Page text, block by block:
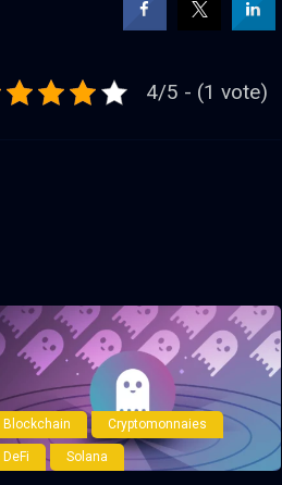
4/5 - (1 vote)
Blockchain Cryptomonnaies
DeFi Solana